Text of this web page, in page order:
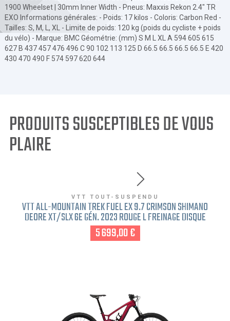
1900 Wheelset | 30mm Inner Width - Pneus: Maxxis Rekon 2.4" TR
EXO Informations générales: - Poids: 17 kilos - Coloris: Carbon Red -
Tailles: S, M, L, XL - Limite de poids: 120 kg (poids du cycliste + poids
du vélo) - Marque: BMC Géométrie: (mm) S M L XL A 594 605 615
627 B 437 457 476 496 C 90 102 113 125 D 66.5 66.5 66.5 66.5 E 420
430 470 490 F 574 597 620 644
PRODUITS SUSCEPTIBLES DE VOUS
PLAIRE
VTT TOUT-SUSPENDU
VTT ALL-MOUNTAIN TREK FUEL EX 9.7 CRIMSON SHIMANO
DEORE XT/SLX 6E GÉN. 2023 ROUGE L FREINAGE DISQUE
5 699,00 €